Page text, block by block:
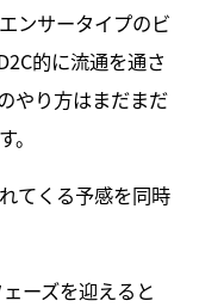
ンサータイプのビ
的に流通を通さ
やり方はまだまだ
てくる予感を同時
ーズを迎えると